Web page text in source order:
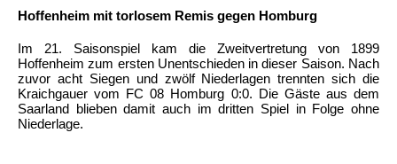
Hoffenheim mit torlosem Remis gegen Homburg
Im 21. Saisonspiel kam die Zweitvertretung von 1899
Hoffenheim zum ersten Unentschieden in dieser Saison. Nach
zuvor acht Siegen und zwölf Niederlagen trennten sich die
Kraichgauer vom FC 08 Homburg 0:0. Die Gäste aus dem
Saarland blieben damit auch im dritten Spiel in Folge ohne
Niederlage.